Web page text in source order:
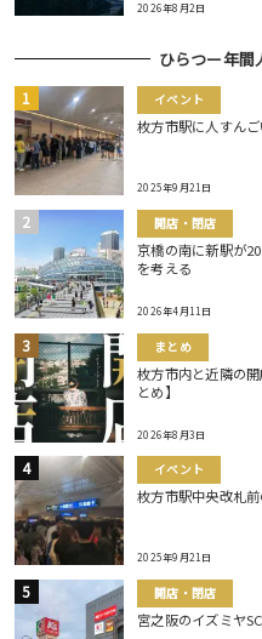
2026年8月2日
ひらつー年間
イベント
枚方市駅に人すんご
2025年9月21日
開店・閉店
京橋の南に新駅が
を考える
2026年4月11日
まとめ
枚方市内と近隣の
とめ】
2026年8月3日
イベント
枚方市駅中央改札
2025年9月21日
開店・閉店
宮之阪のイズミヤ